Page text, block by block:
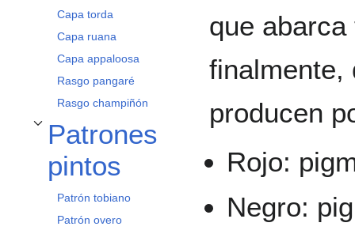
Capa torda
Capa ruana
Capa appaloosa
Rasgo pangaré
Rasgo champiñón
Patrones
pintos
Alternar subsección Patrones pintos
Patrón tobiano
Patrón overo
que
finalmente,
producen
Rojo:
Negro: